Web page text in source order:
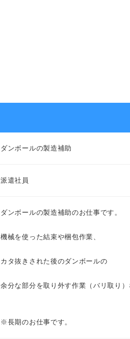
ダンボールの製造補助
派遣社員
ダンボールの製造補助のお仕事です。
機械を使った結束や梱包作業、
カタ抜きされた後のダンボールの
余分な部分を取り外す作業（バリ取り）
※長期のお仕事です。